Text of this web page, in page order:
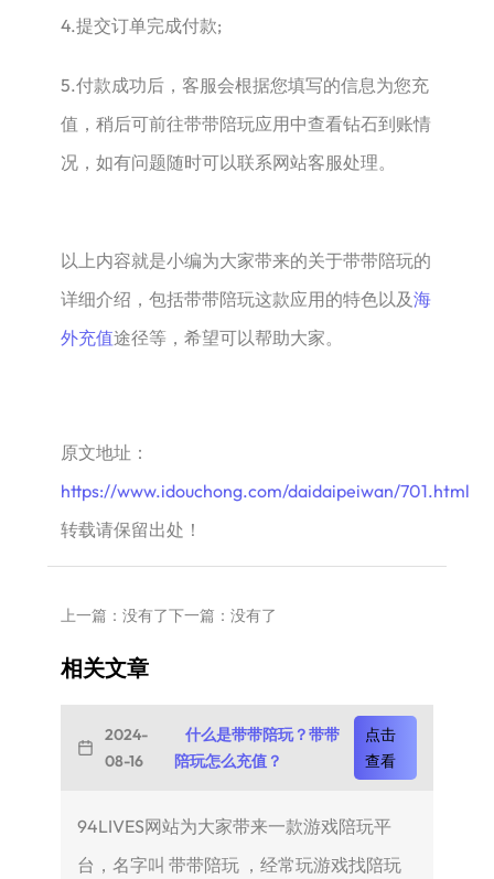
4.提交订单完成付款;
5.付款成功后，客服会根据您填写的信息为您充
值，稍后可前往带带陪玩应用中查看钻石到账情
况，如有问题随时可以联系网站客服处理。
以上内容就是小编为大家带来的关于带带陪玩的
详细介绍，包括带带陪玩这款应用的特色以及海
外充值途径等，希望可以帮助大家。
原文地址：
https://www.idouchong.com/daidaipeiwan/701.html
转载请保留出处！
上一篇：没有了下一篇：没有了
相关文章
2024-
08-16
什么是带带陪玩？带带
陪玩怎么充值？
点击
查看
94LIVES网站为大家带来一款游戏陪玩平
台，名字叫 带带陪玩 ，经常玩游戏找陪玩